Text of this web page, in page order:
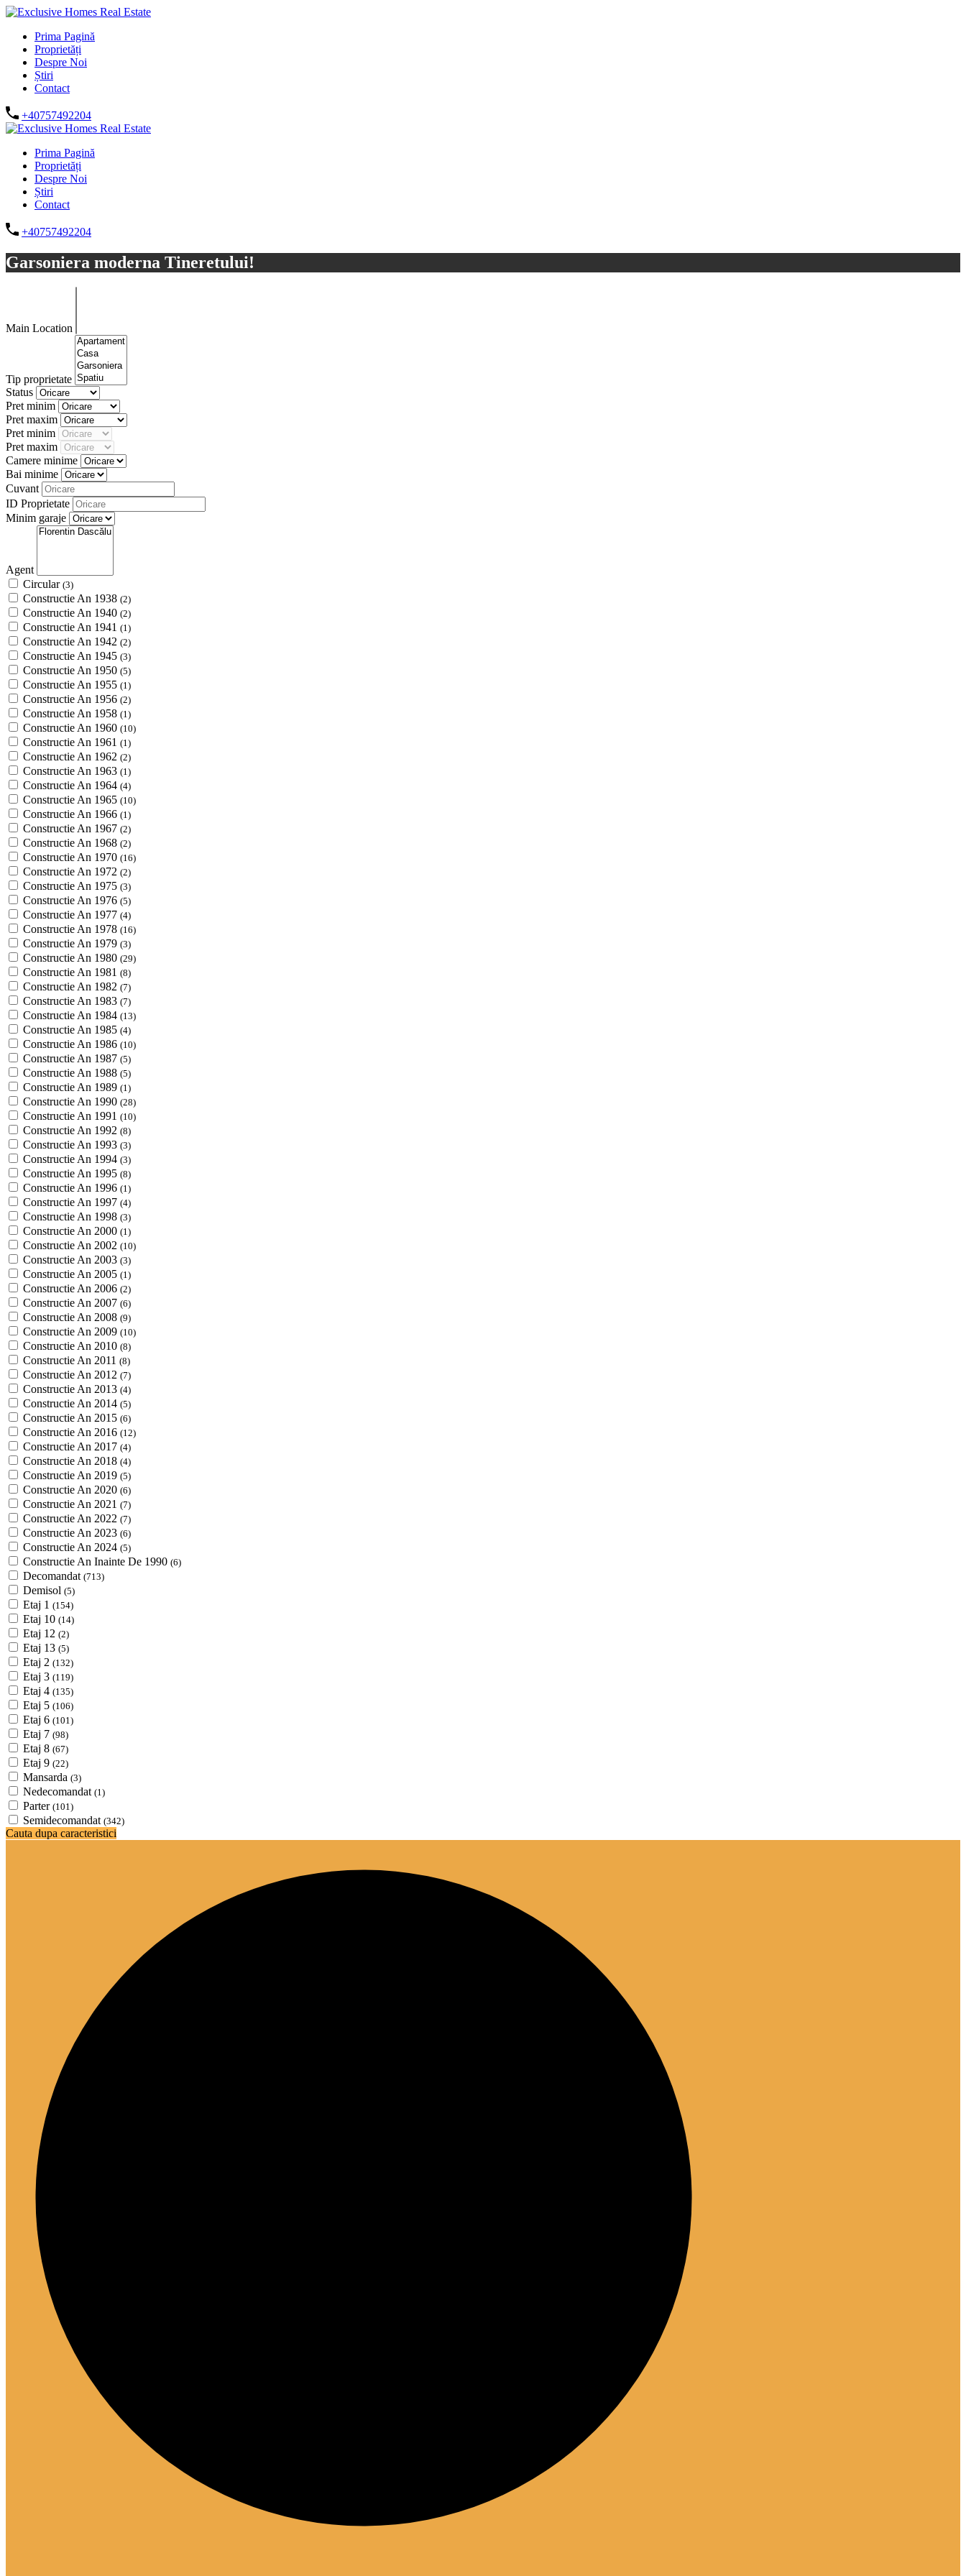
Prima Pagină
Proprietăți
Despre Noi
Știri
Contact
+40757492204
Prima Pagină
Proprietăți
Despre Noi
Știri
Contact
+40757492204
Garsoniera moderna Tineretului!
Main Location
Tip proprietate
Status
Pret minim
Pret maxim
Pret minim
Pret maxim
Camere minime
Bai minime
Cuvant
ID Proprietate
Minim garaje
Agent
Circular (3)
Constructie An 1938 (2)
Constructie An 1940 (2)
Constructie An 1941 (1)
Constructie An 1942 (2)
Constructie An 1945 (3)
Constructie An 1950 (5)
Constructie An 1955 (1)
Constructie An 1956 (2)
Constructie An 1958 (1)
Constructie An 1960 (10)
Constructie An 1961 (1)
Constructie An 1962 (2)
Constructie An 1963 (1)
Constructie An 1964 (4)
Constructie An 1965 (10)
Constructie An 1966 (1)
Constructie An 1967 (2)
Constructie An 1968 (2)
Constructie An 1970 (16)
Constructie An 1972 (2)
Constructie An 1975 (3)
Constructie An 1976 (5)
Constructie An 1977 (4)
Constructie An 1978 (16)
Constructie An 1979 (3)
Constructie An 1980 (29)
Constructie An 1981 (8)
Constructie An 1982 (7)
Constructie An 1983 (7)
Constructie An 1984 (13)
Constructie An 1985 (4)
Constructie An 1986 (10)
Constructie An 1987 (5)
Constructie An 1988 (5)
Constructie An 1989 (1)
Constructie An 1990 (28)
Constructie An 1991 (10)
Constructie An 1992 (8)
Constructie An 1993 (3)
Constructie An 1994 (3)
Constructie An 1995 (8)
Constructie An 1996 (1)
Constructie An 1997 (4)
Constructie An 1998 (3)
Constructie An 2000 (1)
Constructie An 2002 (10)
Constructie An 2003 (3)
Constructie An 2005 (1)
Constructie An 2006 (2)
Constructie An 2007 (6)
Constructie An 2008 (9)
Constructie An 2009 (10)
Constructie An 2010 (8)
Constructie An 2011 (8)
Constructie An 2012 (7)
Constructie An 2013 (4)
Constructie An 2014 (5)
Constructie An 2015 (6)
Constructie An 2016 (12)
Constructie An 2017 (4)
Constructie An 2018 (4)
Constructie An 2019 (5)
Constructie An 2020 (6)
Constructie An 2021 (7)
Constructie An 2022 (7)
Constructie An 2023 (6)
Constructie An 2024 (5)
Constructie An Inainte De 1990 (6)
Decomandat (713)
Demisol (5)
Etaj 1 (154)
Etaj 10 (14)
Etaj 12 (2)
Etaj 13 (5)
Etaj 2 (132)
Etaj 3 (119)
Etaj 4 (135)
Etaj 5 (106)
Etaj 6 (101)
Etaj 7 (98)
Etaj 8 (67)
Etaj 9 (22)
Mansarda (3)
Nedecomandat (1)
Parter (101)
Semidecomandat (342)
Cauta dupa caracteristici